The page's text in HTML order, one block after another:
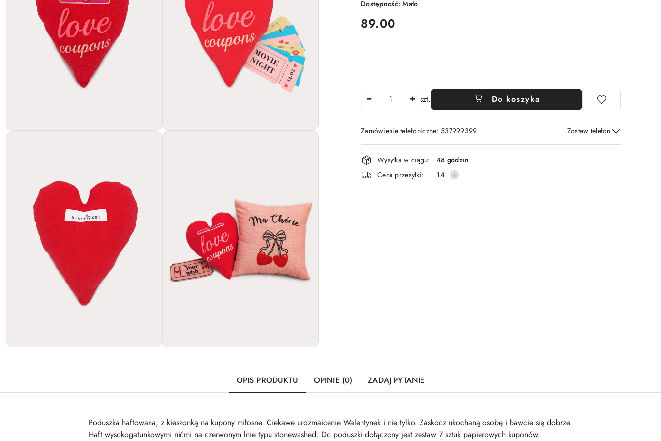
Dostępność:Mało
cena:
89.00
szt. Do koszyka
Zamówienie telefoniczne: 537999399 Zostaw telefon
Wyślij
Dostępność
i
dostawa
Wysyłka w ciągu:
48 godzin
Cena przesyłki:
14
OPIS PRODUKTU OPINIE (0) ZADAJ PYTANIE
Poduszka haftowana, z kieszonką na kupony miłosne. Ciekawe urozmaicenie Walentynek i nie tylko. Zaskocz ukochaną osobę i bawcie się dobrze.
Haft wysokogatunkowymi nićmi na czerwonym lnie typu stonewashed. Do poduszki dołączony jest zestaw 7 sztuk papierowych kuponów.